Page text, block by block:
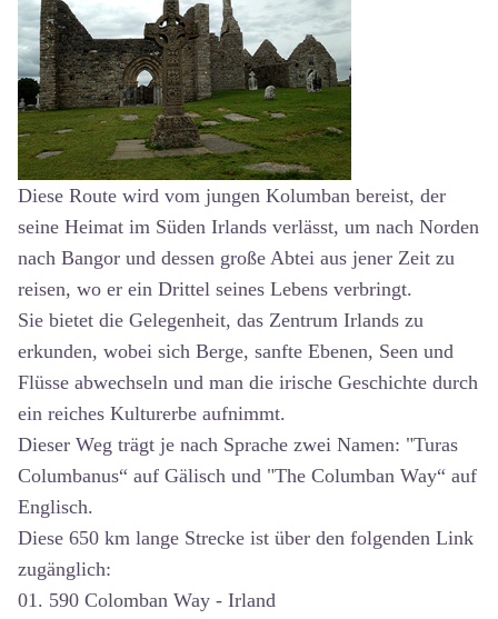
Diese Route wird vom jungen Kolumban bereist, der
seine Heimat im Süden Irlands verlässt, um nach Norden
nach Bangor und dessen große Abtei aus jener Zeit zu
reisen, wo er ein Drittel seines Lebens verbringt.
Sie bietet die Gelegenheit, das Zentrum Irlands zu
erkunden, wobei sich Berge, sanfte Ebenen, Seen und
Flüsse abwechseln und man die irische Geschichte durch
ein reiches Kulturerbe aufnimmt.
Dieser Weg trägt je nach Sprache zwei Namen: "Turas
Columbanus“ auf Gälisch und "The Columban Way“ auf
Englisch.
Diese 650 km lange Strecke ist über den folgenden Link
zugänglich:
01. 590 Colomban Way - Irland